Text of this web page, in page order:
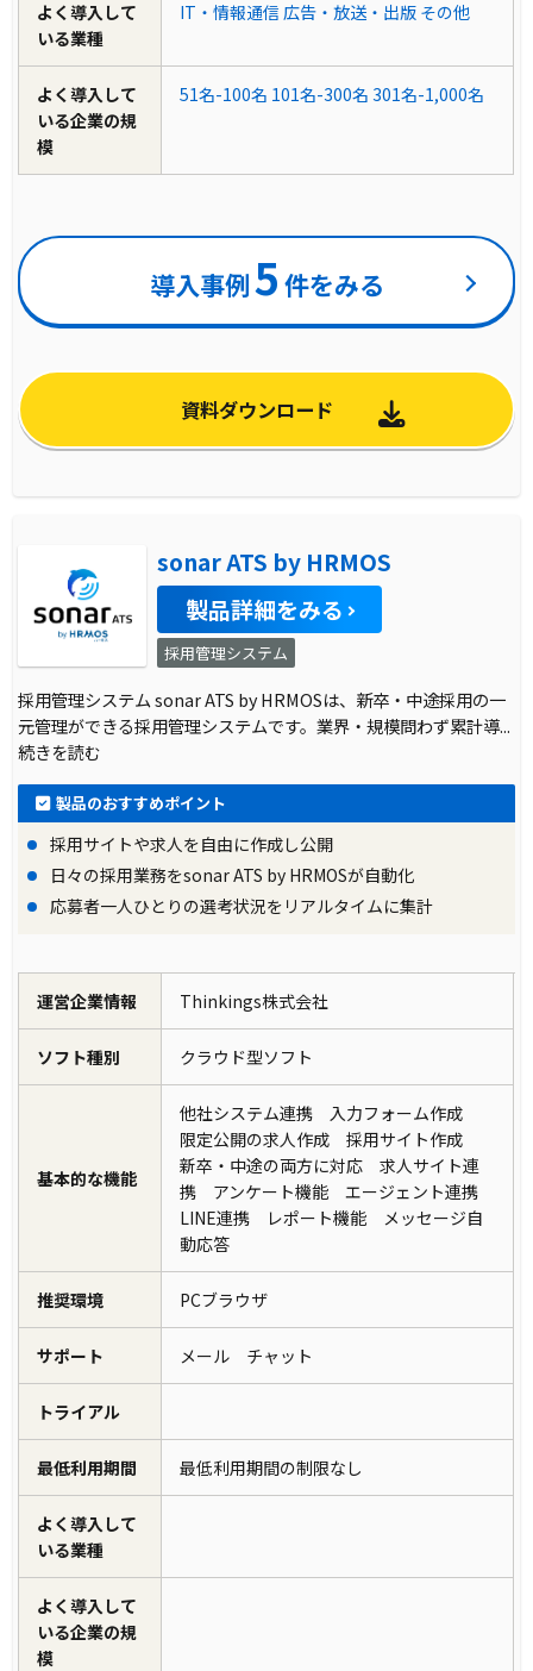
よく導入して
いる業種
IT・情報通信 広告・放送・出版 その他
よく導入して
いる企業の規
模
51名-100名 101名-300名 301名-1,000名
導入事例5 件をみる
資料ダウンロード
sonar ATS by HRMOS
製品詳細をみる
採用管理システム
採用管理システム sonar ATS by HRMOSは、新卒・中途採用の一
元管理ができる採用管理システムです。業界・規模問わず累計導...
続きを読む
製品のおすすめポイント
採用サイトや求人を自由に作成し公開
日々の採用業務をsonar ATS by HRMOSが自動化
応募者一人ひとりの選考状況をリアルタイムに集計
運営企業情報 Thinkings株式会社
ソフト種別 クラウド型ソフト
基本的な機能
他社システム連携 入力フォーム作成
限定公開の求人作成 採用サイト作成
新卒・中途の両方に対応 求人サイト連
携 アンケート機能 エージェント連携
LINE連携 レポート機能 メッセージ自
動応答
推奨環境 PCブラウザ
サポート メール チャット
トライアル
最低利用期間 最低利用期間の制限なし
よく導入して
いる業種
よく導入して
いる企業の規
模